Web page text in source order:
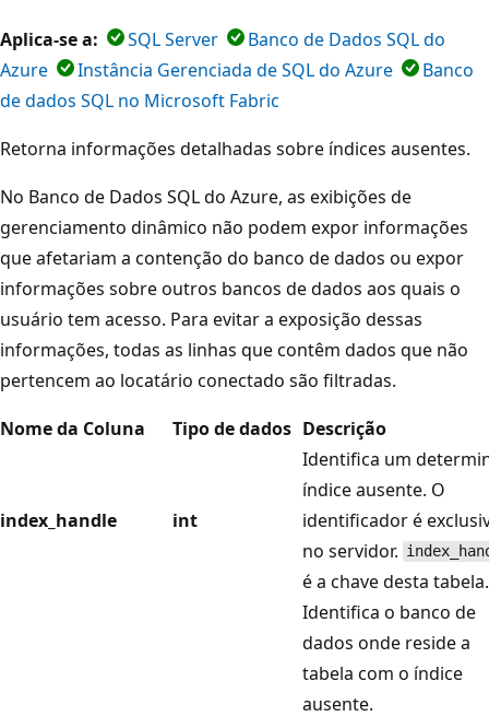
Aplica-se a: SQL Server
Banco de Dados SQL do
Azure
Instância Gerenciada de SQL do Azure
Banco
de dados SQL no Microsoft Fabric
Retorna informações detalhadas sobre índices ausentes.
No Banco de Dados SQL do Azure, as exibições de
gerenciamento dinâmico não podem expor informações
que afetariam a contenção do banco de dados ou expor
informações sobre outros bancos de dados aos quais o
usuário tem acesso. Para evitar a exposição dessas
informações, todas as linhas que contêm dados que não
pertencem ao locatário conectado são filtradas.
Nome da Coluna
Tipo de dados Descrição
index_handle int
Identifica um
índice ausente. O
identificador é
no servidor.
é a chave desta tabela.
Identifica o banco de
dados onde reside a
tabela com o índice
ausente.